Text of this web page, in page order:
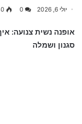
יולי 6, 2026 0
אופנה נשית צנועה:
סגנון ושמלה